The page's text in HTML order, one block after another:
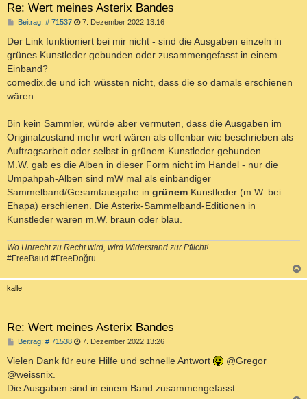
Re: Wert meines Asterix Bandes
Beitrag: # 71537B
i
r
7. Dezember 2022 13:16
Der Link funktioniert bei mir nicht - sind die Ausgaben einzeln in
grünes Kunstleder gebunden oder zusammengefasst in einem
Einband?
comedix.de und ich wüssten nicht, dass die so damals erschienen
wären.
Bin kein Sammler, würde aber vermuten, dass die Ausgaben im
Originalzustand mehr wert wären als offenbar wie beschrieben als
Auftragsarbeit oder selbst in grünem Kunstleder gebunden.
M.W. gab es die Alben in dieser Form nicht im Handel - nur die
Umpahpah-Alben sind mW mal als einbändiger
Sammelband/Gesamtausgabe in grünem Kunstleder (m.W. bei
Ehapa) erschienen. Die Asterix-Sammelband-Editionen in
Kunstleder waren m.W. braun oder blau.
Wo Unrecht zu Recht wird, wird Widerstand zur Pflicht!
#FreeBaud #FreeDoğru
a
kalle
Re: Wert meines Asterix Bandes
Beitrag: # 71538B
i
a
g
7. Dezember 2022 13:26
Vielen Dank für eure Hilfe und schnelle Antwort
@Gregor
@weissnix.
Die Ausgaben sind in einem Band zusammengefasst .